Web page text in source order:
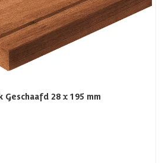
Geschaafd 28 x 195 mm